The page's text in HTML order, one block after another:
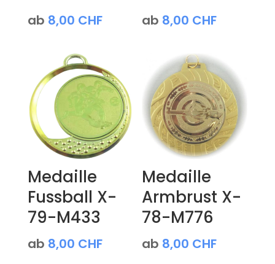
ab 8,00 CHF ab 8,00 CHF
Medaille
Fussball X-
79-M433
ab 8,00 CHF
Medaille
Armbrust X-
78-M776
ab 8,00 CHF